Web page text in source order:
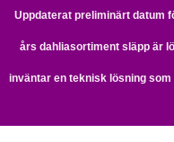
Uppdaterat preliminärt datum
års dahliasortiment släpp är
inväntar en teknisk lösning